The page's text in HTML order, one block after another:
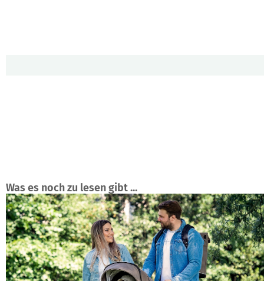
Was es noch zu lesen gibt ...